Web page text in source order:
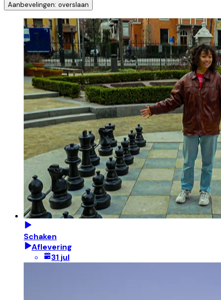
Aanbevelingen: overslaan
Schaken
Aflevering
31 jul